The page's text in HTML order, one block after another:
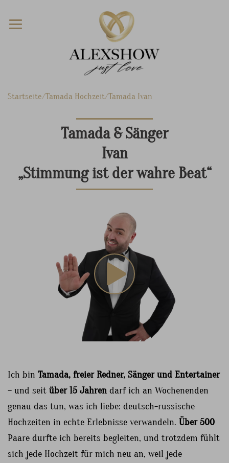
Startseite Tamada Hochzeit Tamada Ivan
Tamada & Sänger
Ivan
„Stimmung ist der wahre Beat“
Ich bin Tamada, freier Redner, Sänger und Entertainer
– und seit über 15 Jahren darf ich an Wochenenden
genau das tun, was ich liebe: deutsch-russische
Hochzeiten in echte Erlebnisse verwandeln. Über 500
Paare durfte ich bereits begleiten, und trotzdem fühlt
sich jede Hochzeit für mich neu an, weil jede